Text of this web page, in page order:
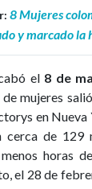
8 Mujeres
y marcado la
el 8 de
mujeres
en Nueva
cerca de 129
horas
el 28 de